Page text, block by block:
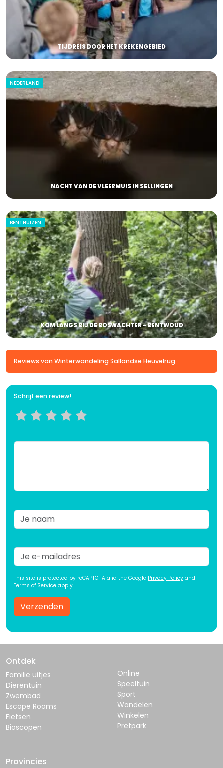
TIJDREIS DOOR HET KREKENGEBIED
NEDERLAND
NACHT VAN DE VLEERMUIS IN SELLINGEN
BENTHUIZEN
KOM LANGS BIJ DE BOSWACHTER - BENTWOUD
Reviews van Winterwandeling Sallandse Heuvelrug
Schrijf een review!
This site is protected by reCAPTCHA and the Google Privacy Policy and
Terms of Service apply.
Verzenden
Ontdek
Familie uitjes
Dierentuin
Zwembad
Escape Rooms
Fietsen
Bioscopen
Online
Speeltuin
Sport
Wandelen
Winkelen
Pretpark
Provincies